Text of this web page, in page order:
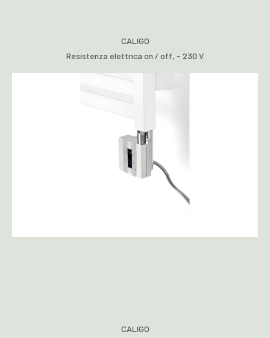
CALIGO
Resistenza elettrica on / off, - 230 V
CALIGO